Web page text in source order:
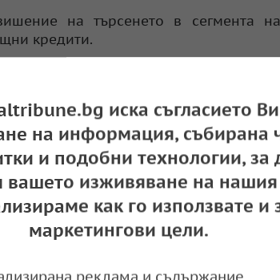
на търсенето в сегмента
кредити.
е понижената необходимост
малко значение имат повишаващите
на оборотни средства и натрупване
спрямо предходното
среда оказва влияние за
нуждите на домакинствата от
все още ниските нива на лихвените
иска съгласието
на информация, събирана
и подобни технологии, за
изживяване на нашия
как го използвате и
маркетингови цели.